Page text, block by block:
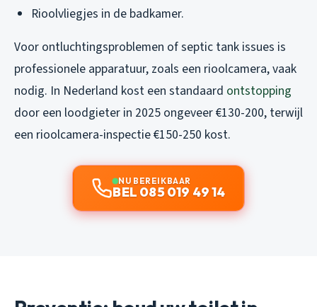
Rioolvliegjes in de badkamer.
Voor ontluchtingsproblemen of septic tank issues is
professionele apparatuur, zoals een rioolcamera, vaak
nodig. In Nederland kost een standaard ontstopping
door een loodgieter in 2025 ongeveer €130-200, terwijl
een rioolcamera-inspectie €150-250 kost.
NU BEREIKBAAR
BEL 085 019 49 14